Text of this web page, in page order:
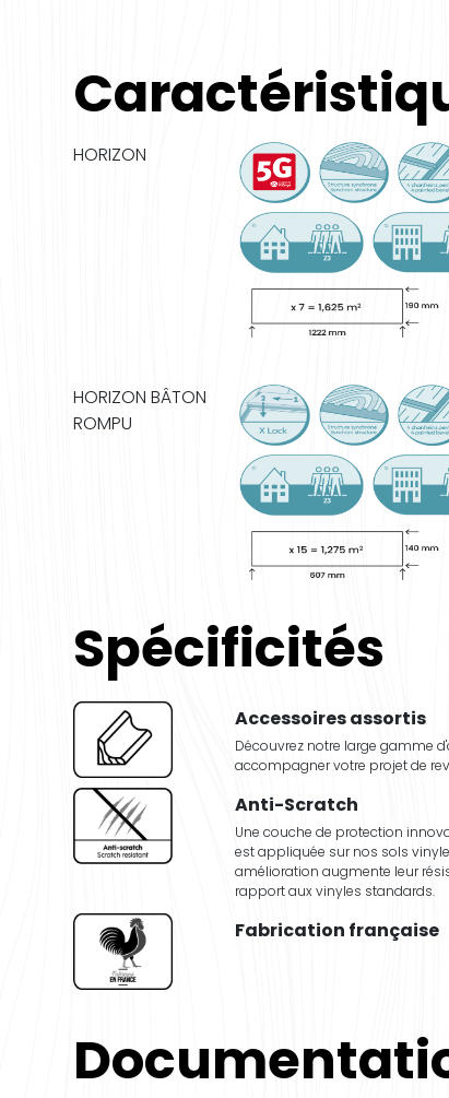
HORIZON
HORIZON BÂTON
ROMPU
Spécificités
Accessoires assortis
Découvrez notre large gamme
accompagner votre projet de
Anti-Scratch
Une couche de protection
est appliquée sur nos sols
amélioration augmente leur
rapport aux vinyles standards.
Fabrication française